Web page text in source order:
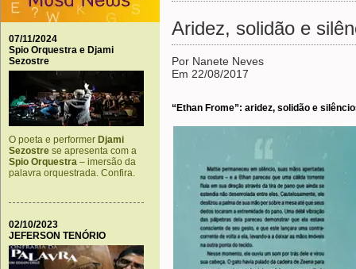
07/11/2024
Spio Orquestra e Djami
Sezostre
O poeta e performer Djami
Sezostre se apresenta com a
Spio Orquestra – imersão da
palavra orquestrada. Confira.
02/10/2023
JEFERSON TENÓRIO
Aridez, solidão e
Por Nanete Neves
Em 22/08/2017
“Ethan Frome”: aridez, solidão e